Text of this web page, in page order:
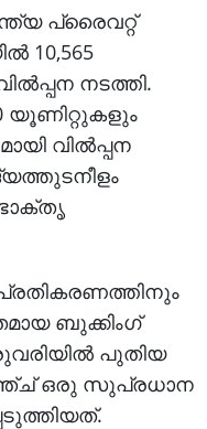
പ്രൈവറ്റ്
10,565
നടത്തി.
യൂണിറ്റുകളും
വില്‍പ്പന
പ്രതികരണത്തിനും
ബുക്കിംഗ്
പുതിയ
ഒരു സുപ്രധാന